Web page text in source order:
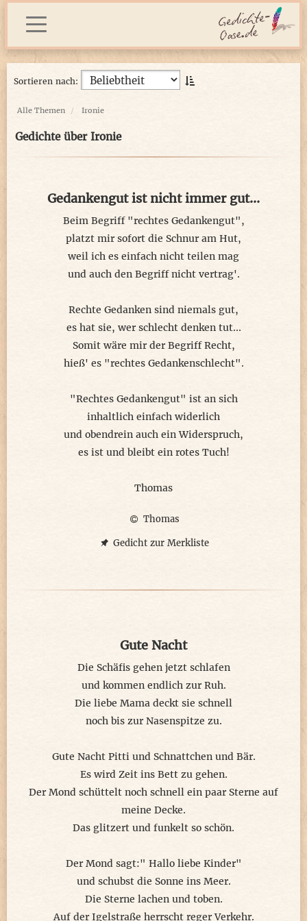
Sortieren nach:
Alle Themen Ironie
Gedichte über Ironie
Gedankengut ist nicht immer gut...
Beim Begriff "rechtes Gedankengut",
platzt mir sofort die Schnur am Hut,
weil ich es einfach nicht teilen mag
und auch den Begriff nicht vertrag'.
Rechte Gedanken sind niemals gut,
es hat sie, wer schlecht denken tut...
Somit wäre mir der Begriff Recht,
hieß' es "rechtes Gedankenschlecht".
"Rechtes Gedankengut" ist an sich
inhaltlich einfach widerlich
und obendrein auch ein Widerspruch,
es ist und bleibt ein rotes Tuch!
Thomas
Thomas
Gedicht zur Merkliste
Gute Nacht
Die Schäfis gehen jetzt schlafen
und kommen endlich zur Ruh.
Die liebe Mama deckt sie schnell
noch bis zur Nasenspitze zu.
Gute Nacht Pitti und Schnattchen und Bär.
Es wird Zeit ins Bett zu gehen.
Der Mond schüttelt noch schnell ein paar Sterne auf
meine Decke.
Das glitzert und funkelt so schön.
Der Mond sagt:" Hallo liebe Kinder"
und schubst die Sonne ins Meer.
Die Sterne lachen und toben.
Auf der Igelstraße herrscht reger Verkehr.